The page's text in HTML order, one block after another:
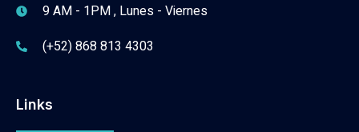
9 AM - 1PM , Lunes - Viernes
(+52) 868 813 4303
Links